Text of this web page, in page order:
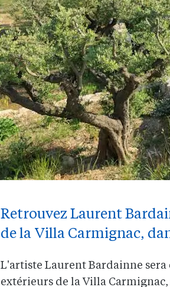
Retrouvez Laurent
de la Villa Carmignac,
L'artiste Laurent Bardainne sera
extérieurs de la Villa